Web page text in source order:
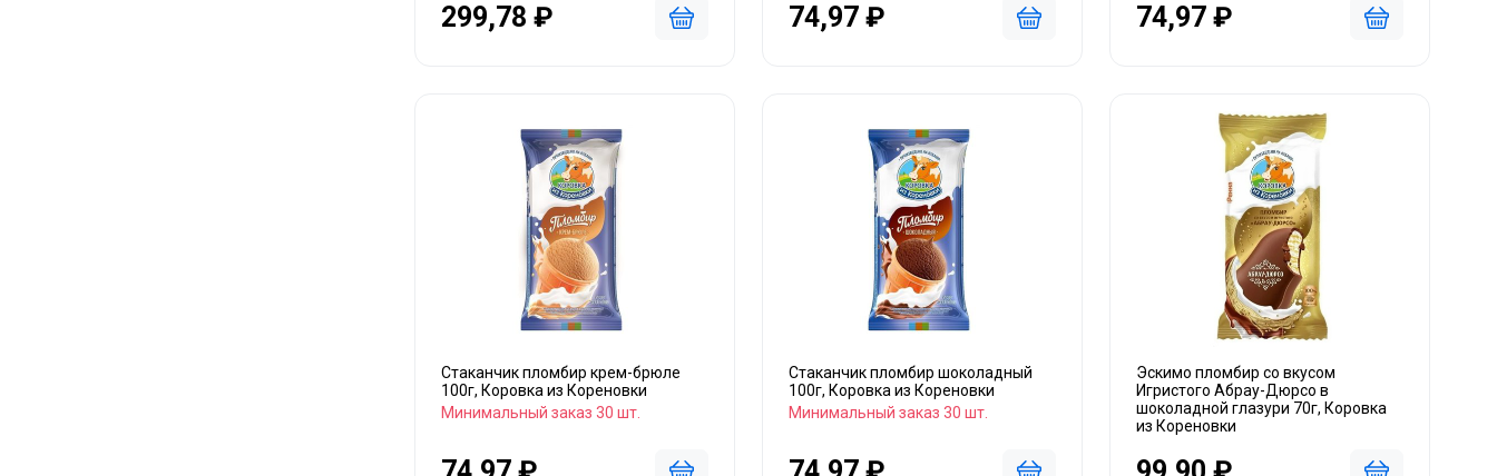
299,78 ₽ 74,97 ₽ 74,97 ₽
Стаканчик пломбир крем-брюле
100г, Коровка из Кореновки
Минимальный заказ 30 шт.
Стаканчик пломбир шоколадный
100г, Коровка из Кореновки
Минимальный заказ 30 шт.
Эскимо пломбир со вкусом
Игристого Абрау-Дюрсо в
шоколадной глазури 70г, Коровка
из Кореновки